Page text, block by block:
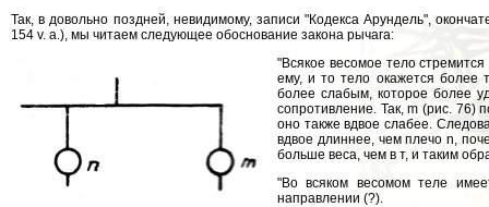
Так, в довольно поздней, невидимому, записи "Кодекса Арундель",
154 v. а.), мы читаем следующее обоснование закона рычага:
"Всякое весомое тело
ему, и то тело окажется более
более слабым, которое более
сопротивление. Так, m (рис. 76)
оно также вдвое слабее.
вдвое длиннее, чем плечо n,
больше веса, чем в т, и таким
"Во всяком весомом теле
направлении (?).